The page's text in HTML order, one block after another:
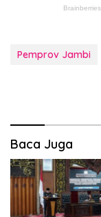
Pemprov Jambi
Baca Juga